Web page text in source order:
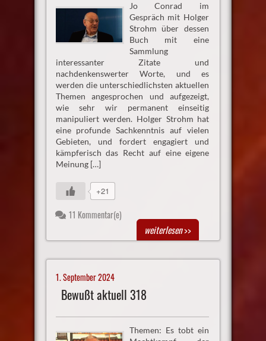
Jo Conrad im
Gespräch mit Holger
Strohm über dessen
Buch mit eine
Sammlung
interessanter Zitate und
nachdenkenswerter Worte, und es
werden die unterschiedlichsten aktuellen
Themen angesprochen und aufgezeigt,
wie sehr wir permanent einseitig
manipuliert werden. Holger Strohm hat
eine profunde Sachkenntnis auf vielen
Gebieten, und fordert engagiert und
kämpferisch das Recht auf eine eigene
Meinung […]
+21
11 Kommentar(e)
weiterlesen>>
1. September 2024
Bewußt aktuell 318
Themen: Es tobt ein